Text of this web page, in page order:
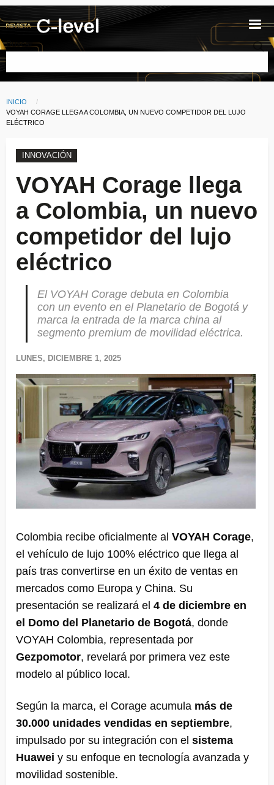
Pasar al contenido principal
Buscar
Ruta de navegación
INICIO
CURRENT:
VOYAH CORAGE LLEGA A COLOMBIA, UN NUEVO COMPETIDOR DEL LUJO
ELÉCTRICO
INNOVACIÓN
VOYAH Corage llega
a Colombia, un nuevo
competidor del lujo
eléctrico
El VOYAH Corage debuta en Colombia
con un evento en el Planetario de Bogotá y
marca la entrada de la marca china al
segmento premium de movilidad eléctrica.
LUNES, DICIEMBRE 1, 2025
Colombia recibe oficialmente al VOYAH Corage,
el vehículo de lujo 100% eléctrico que llega al
país tras convertirse en un éxito de ventas en
mercados como Europa y China. Su
presentación se realizará el 4 de diciembre en
el Domo del Planetario de Bogotá, donde
VOYAH Colombia, representada por
Gezpomotor, revelará por primera vez este
modelo al público local.
Según la marca, el Corage acumula más de
30.000 unidades vendidas en septiembre,
impulsado por su integración con el sistema
Huawei y su enfoque en tecnología avanzada y
movilidad sostenible.